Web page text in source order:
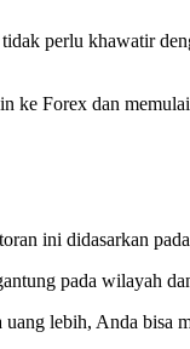
perlu khawatir
ke Forex dan
ini didasarkan
pada wilayah
lebih, Anda bisa